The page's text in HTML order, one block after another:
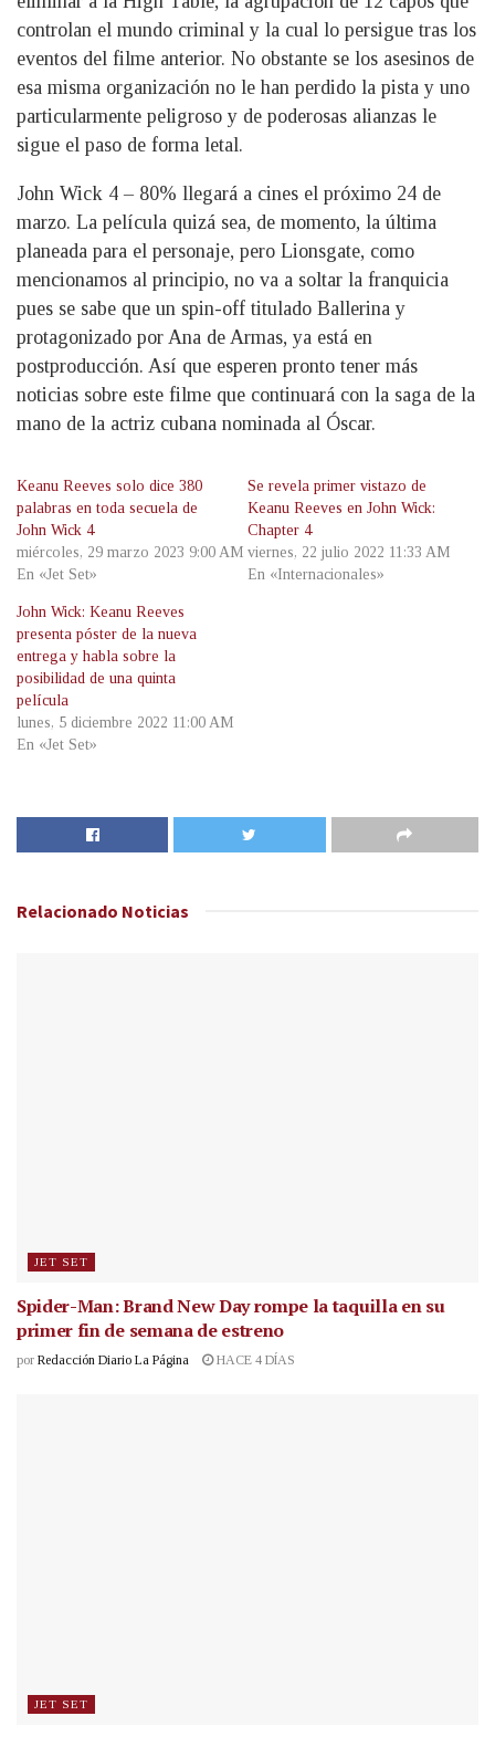
controlan el mundo criminal y la cual lo persigue tras los
eventos del filme anterior. No obstante se los asesinos de
esa misma organización no le han perdido la pista y uno
particularmente peligroso y de poderosas alianzas le
sigue el paso de forma letal.
John Wick 4 – 80% llegará a cines el próximo 24 de
marzo. La película quizá sea, de momento, la última
planeada para el personaje, pero Lionsgate, como
mencionamos al principio, no va a soltar la franquicia
pues se sabe que un spin-off titulado Ballerina y
protagonizado por Ana de Armas, ya está en
postproducción. Así que esperen pronto tener más
noticias sobre este filme que continuará con la saga de la
mano de la actriz cubana nominada al Óscar.
Keanu Reeves solo dice 380
palabras en toda secuela de
John Wick 4
miércoles, 29 marzo 2023 9:00 AM
En «Jet Set»
Se revela primer vistazo de
Keanu Reeves en John Wick:
Chapter 4
viernes, 22 julio 2022 11:33 AM
En «Internacionales»
John Wick: Keanu Reeves
presenta póster de la nueva
entrega y habla sobre la
posibilidad de una quinta
película
lunes, 5 diciembre 2022 11:00 AM
En «Jet Set»
Relacionado Noticias
JET SET
Spider-Man: Brand New Day rompe la taquilla en su
primer fin de semana de estreno
por Redacción Diario La Página HACE 4 DÍAS
JET SET